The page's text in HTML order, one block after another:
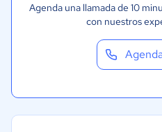
Agenda una llamada de 10
con nuestros